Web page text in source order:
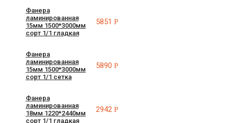
Фанера
ламинированная
15мм 1500*3000мм
сорт 1/1 гладкая
5851Р
Фанера
ламинированная
15мм 1500*3000мм
сорт 1/1 сетка
5890Р
Фанера
ламинированная
18мм 1220*2440мм
сорт 1/1 гладкая
2942Р